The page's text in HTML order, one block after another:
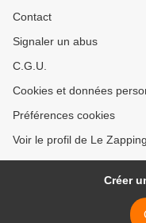
Contact
Signaler un abus
C.G.U.
Cookies et données
Préférences cookies
Voir le profil de Le
Créer